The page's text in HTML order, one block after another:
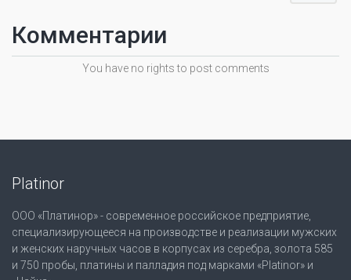
Комментарии
You have no rights to post comments
Platinor
ООО «Платинор» - современное российское предприятие,
специализирующееся на производстве и реализации мужских
и женских наручных часов в корпусах из серебра, золота 585
и 750 пробы, платины и палладия под марками «Platinor» и